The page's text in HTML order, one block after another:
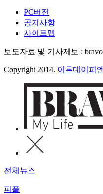
PC버전
공지사항
사이트맵
보도자료 및 기사제보 :
Copyright 2014. 이투데이피
전체뉴스
피플